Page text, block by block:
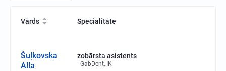
Vārds Specialitāte
Šuļkovska
Alla
zobārsta asistents
GabDent, IK